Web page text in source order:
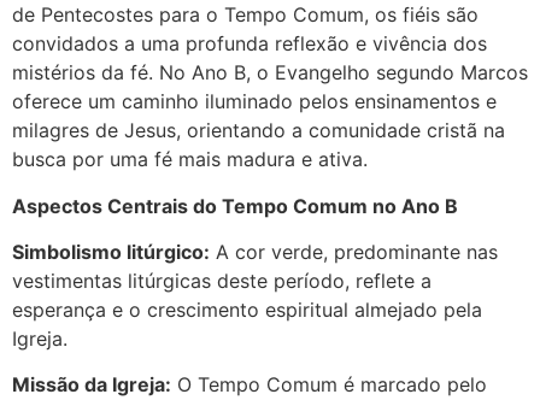
de Pentecostes para o Tempo Comum, os fiéis são
convidados a uma profunda reflexão e vivência dos
mistérios da fé. No Ano B, o Evangelho segundo Marcos
oferece um caminho iluminado pelos ensinamentos e
milagres de Jesus, orientando a comunidade cristã na
busca por uma fé mais madura e ativa.
Aspectos Centrais do Tempo Comum no Ano B
Simbolismo litúrgico: A cor verde, predominante nas
vestimentas litúrgicas deste período, reflete a
esperança e o crescimento espiritual almejado pela
Igreja.
Missão da Igreja: O Tempo Comum é marcado pelo